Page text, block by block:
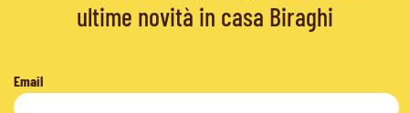
ultime novità in casa Biraghi
Email